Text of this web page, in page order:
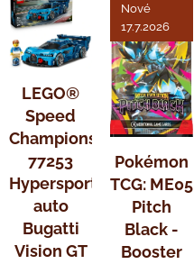
LEGO®
Speed
Champions
77253
Hypersportovní
auto
Bugatti
Vision GT
Pokémon
TCG: ME05
Pitch
Black -
Booster
Nové
17.7.2026